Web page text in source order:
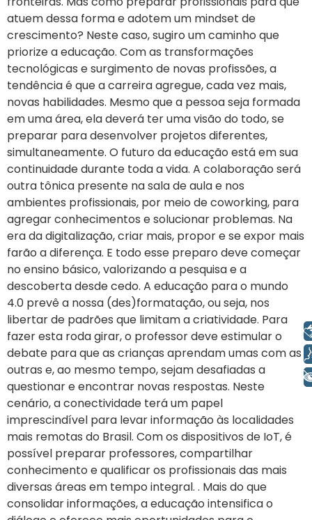
atuem dessa forma e adotem um mindset de
crescimento? Neste caso, sugiro um caminho que
priorize a educação. Com as transformações
tecnológicas e surgimento de novas profissões, a
tendência é que a carreira agregue, cada vez mais,
novas habilidades. Mesmo que a pessoa seja formada
em uma área, ela deverá ter uma visão do todo, se
preparar para desenvolver projetos diferentes,
simultaneamente. O futuro da educação está em sua
continuidade durante toda a vida. A colaboração será
outra tônica presente na sala de aula e nos
ambientes profissionais, por meio de coworking, para
agregar conhecimentos e solucionar problemas. Na
era da digitalização, criar mais, propor e se expor mais
farão a diferença. E todo esse preparo deve começar
no ensino básico, valorizando a pesquisa e a
descoberta desde cedo. A educação para o mundo
4.0 prevê a nossa (des)formatação, ou seja, nos
libertar de padrões que limitam a criatividade. Para
fazer esta roda girar, o professor deve estimular o
debate para que as crianças aprendam umas com as
outras e, ao mesmo tempo, sejam desafiadas a
questionar e encontrar novas respostas. Neste
cenário, a conectividade terá um papel
imprescindível para levar informação às localidades
mais remotas do Brasil. Com os dispositivos de IoT, é
possível preparar professores, compartilhar
conhecimento e qualificar os profissionais das mais
diversas áreas em tempo integral. . Mais do que
consolidar informações, a educação intensifica o
Libras
Voz
+ Acessibilidade